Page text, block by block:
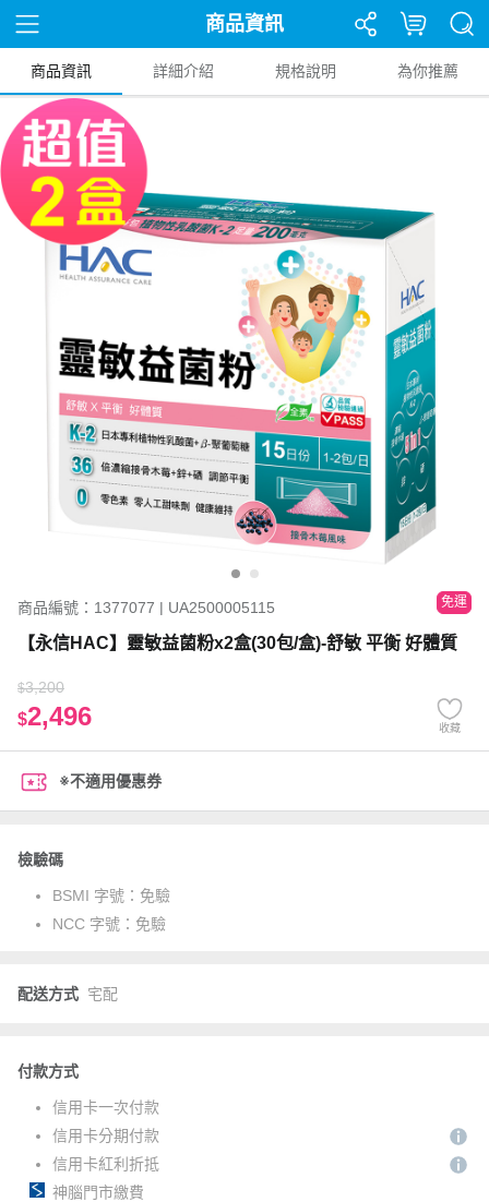
商品資訊
商品資訊 詳細介紹 規格說明 為你推薦
商品編號：1377077 | UA2500005115 免運
【永信HAC】靈敏益菌粉x2盒(30包/盒)-舒敏 平衡 好體質
$3,200
$2,496 收藏
※不適用優惠券
檢驗碼
BSMI 字號： 免驗
NCC 字號： 免驗
配送方式 宅配
付款方式
信用卡一次付款
信用卡分期付款
信用卡紅利折抵
神腦門市繳費